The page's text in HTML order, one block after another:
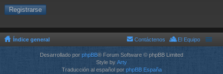
Registrarse
Índice general El Equipo
Contáctenos
Desarrollado por phpBB® Forum Software © phpBB Limited
Style by Arty
Traducción al español por phpBB España